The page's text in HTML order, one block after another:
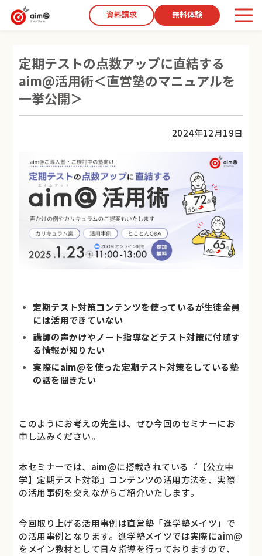
資料請求 無料体験
定期テストの点数アップに直結する
aim@活用術＜直営塾のマニュアルを
一挙公開＞
2024年12月19日
定期テスト対策コンテンツを使っているが生徒全員
には活用できていない
講師の声かけやノート指導などテスト対策に付随す
る情報が知りたい
実際にaim@を使った定期テスト対策をしている塾
の話を聞きたい
このようにお考えの先生は、ぜひ今回のセミナーにお
申し込みください。
本セミナーでは、aim@に搭載されている『【公立中
学】定期テスト対策』コンテンツの活用方法を、実際
の活用事例を交えながらご紹介いたします。
今回取り上げる活用事例は直営塾「進学塾メイツ」で
の活用事例となります。進学塾メイツでは実際にaim@
をメイン教材として日々指導を行っておりますので、